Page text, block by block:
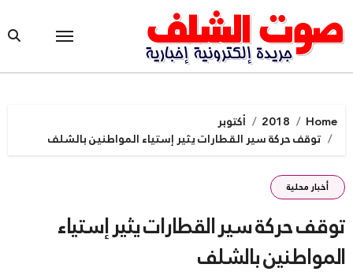
to
content
Home
2018
أكتوبر
توقف حركة سير القطارات يثير إستياء المواطنين بالشلف
أخبار محلية
توقف حركة سير القطارات يثير إستياء
المواطنين بالشلف